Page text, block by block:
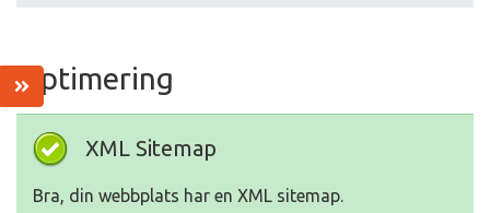
Optimering
XML Sitemap
Bra, din webbplats har en XML sitemap.